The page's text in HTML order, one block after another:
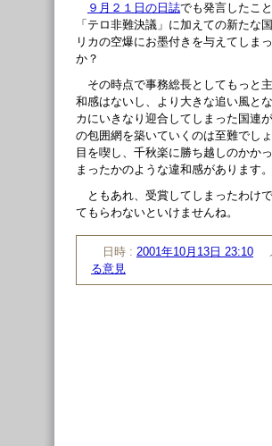
９月２１日の日誌でも発言したこ
「テロ非難決議」に加えての新たな
リカの空爆にお墨付きを与えてしま
か？
その時点で事務総長としてもっと
和感はないし、より大きな追い風と
カにいきなり迎合してしまった国連
の包囲網を築いていくのは至難でし
目を喫し、千秋楽に勝ち越しのかか
まったかのような違和感があります。
ともあれ、受賞してしまったわけ
てもらわないといけませんね。
日時 : 2001年10月13日 23:10
る意見